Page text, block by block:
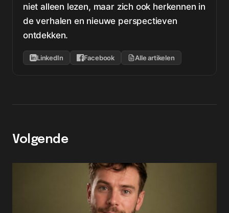
niet alleen lezen, maar zich ook herkennen in
de verhalen en nieuwe perspectieven
ontdekken.
LinkedIn Facebook Alle artikelen
Volgende